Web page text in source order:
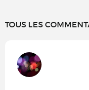
TOUS LES